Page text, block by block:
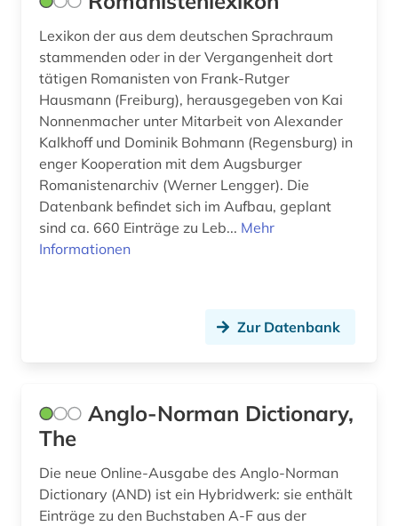
galloromanisch (1)
galloromanistik (74)
geisteswissenschaften (2)
germanistik (1)
geschichte (4)
geschichte &lt;1550-1921&gt; (1)
geschichte 1751-1772 (1)
geschichte 1789-1960 (1)
griechisch (1)
handschrift (1)
Lexikon der aus dem deutschen Sprachraum
stammenden oder in der Vergangenheit dort
tätigen Romanisten von Frank-Rutger
Hausmann (Freiburg), herausgegeben von Kai
Nonnenmacher unter Mitarbeit von Alexander
Kalkhoff und Dominik Bohmann (Regensburg) in
enger Kooperation mit dem Augsburger
Romanistenarchiv (Werner Lengger). Die
Datenbank befindet sich im Aufbau, geplant
sind ca. 660 Einträge zu Leb... Mehr
Informationen
Zur Datenbank
Anglo-Norman Dictionary,
The
Die neue Online-Ausgabe des Anglo-Norman
Dictionary (AND) ist ein Hybridwerk: sie enthält
Einträge zu den Buchstaben A-F aus der